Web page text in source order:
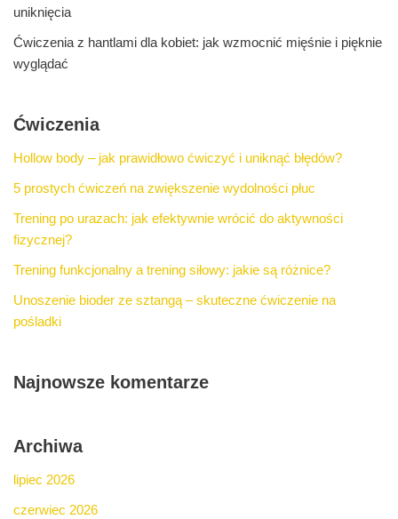
uniknięcia
Ćwiczenia z hantlami dla kobiet: jak wzmocnić mięśnie i pięknie
wyglądać
Ćwiczenia
Hollow body – jak prawidłowo ćwiczyć i uniknąć błędów?
5 prostych ćwiczeń na zwiększenie wydolności płuc
Trening po urazach: jak efektywnie wrócić do aktywności
fizycznej?
Trening funkcjonalny a trening siłowy: jakie są różnice?
Unoszenie bioder ze sztangą – skuteczne ćwiczenie na
pośladki
Najnowsze komentarze
Archiwa
lipiec 2026
czerwiec 2026